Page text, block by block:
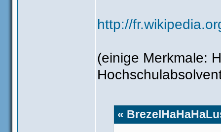
http://
(einige Merkmale:
«